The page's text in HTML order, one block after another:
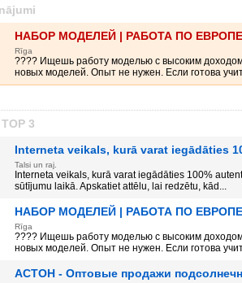
НАБОР МОДЕЛЕЙ | РАБОТА ПО ЕВРОПЕ
Rīga
???? Ищешь работу моделью с высоким
новых моделей. Опыт не нужен. Если готова
3
Interneta veikals, kurā varat iegādāties
Talsi un raj.
Interneta veikals, kurā varat iegādāties 100%
sūtījumu laikā. Apskatiet attēlu, lai redzētu, kād...
НАБОР МОДЕЛЕЙ | РАБОТА ПО ЕВРОПЕ
Rīga
???? Ищешь работу моделью с высоким
новых моделей. Опыт не нужен. Если готова
АСТОН - Оптовые продажи